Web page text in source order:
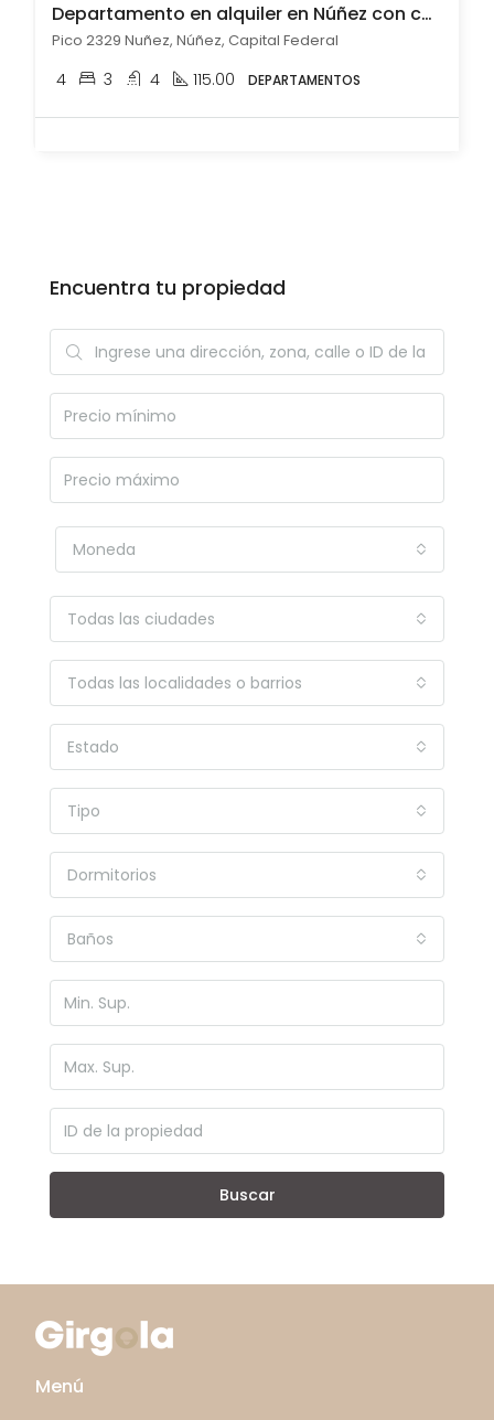
Departamento en alquiler en Núñez con cochera
Pico 2329 Nuñez, Núñez, Capital Federal
4 3 4 115.00 DEPARTAMENTOS
Encuentra tu propiedad
Moneda
Todas las ciudades
Todas las localidades o barrios
Estado
Tipo
Dormitorios
Baños
Buscar
Menú